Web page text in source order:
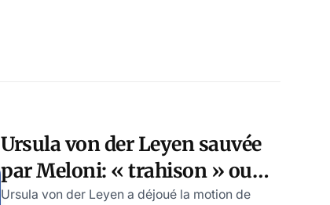
Ursula von der Leyen sauvée
par Meloni: « trahison » ou
bien « l’Italie d’abord »?
Ursula von der Leyen a déjoué la motion de